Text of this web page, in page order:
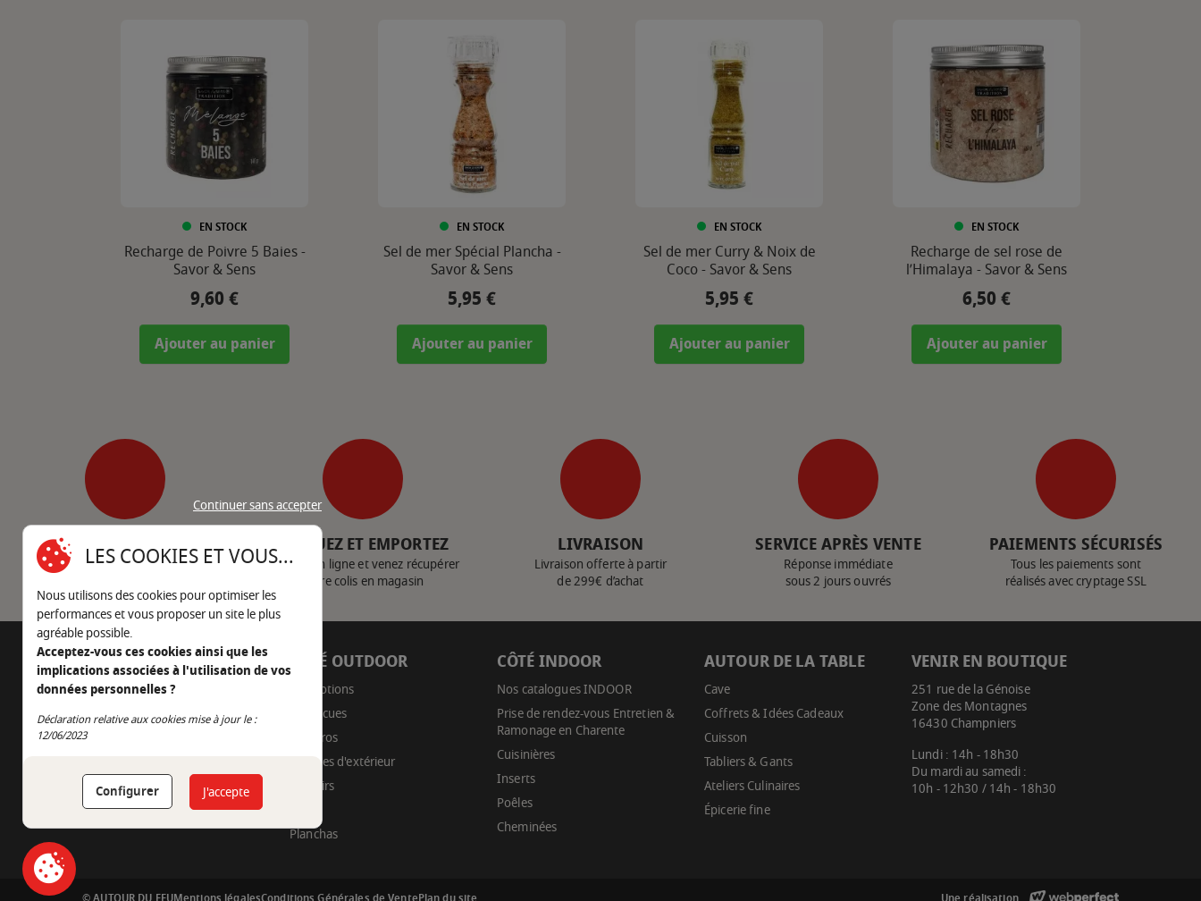
EN STOCK
Recharge de Poivre 5 Baies -
Savor & Sens
Prix
9,60 €
Ajouter au panier
EN STOCK
Sel de mer Spécial Plancha -
Savor & Sens
Prix
5,95 €
Ajouter au panier
EN STOCK
Sel de mer Curry & Noix de
Coco - Savor & Sens
Prix
5,95 €
Ajouter au panier
EN STOCK
Recharge de sel rose de
l’Himalaya - Savor & Sens
Prix
6,50 €
Ajouter au panier
SERVICE CLIENT
Nous contacter
CLIQUEZ ET EMPORTEZ
Achetez en ligne et venez récupérer
votre colis en magasin
LIVRAISON
Livraison offerte à partir
de 299€ d’achat
SERVICE APRÈS VENTE
Réponse immédiate
sous 2 jours ouvrés
PAIEMENTS SÉCURISÉS
Tous les paiements sont
réalisés avec cryptage SSL
AUTOUR DU FEU
05 45 22 98 09
Nous envoyer un e-mail
CÔTÉ OUTDOOR
Promotions
Barbecues
Braseros
Cuisines d'extérieur
Fumoirs
Planchas
CÔTÉ INDOOR
Nos catalogues INDOOR
Prise de rendez-vous Entretien &
Ramonage en Charente
Cuisinières
Inserts
Poêles
Cheminées
AUTOUR DE LA TABLE
Cave
Coffrets & Idées Cadeaux
Cuisson
Tabliers & Gants
Ateliers Culinaires
Épicerie fine
VENIR EN BOUTIQUE
251 rue de la Génoise
Zone des Montagnes
16430 Champniers
Lundi : 14h - 18h30
Du mardi au samedi :
10h - 12h30 / 14h - 18h30
Continuer sans accepter
LES COOKIES ET VOUS...
Nous utilisons des cookies pour optimiser les
performances et vous proposer un site le plus
agréable possible.
Acceptez-vous ces cookies ainsi que les
implications associées à l'utilisation de vos
données personnelles ?
Déclaration relative aux cookies mise à jour le :
12/06/2023
Configurer J'accepte